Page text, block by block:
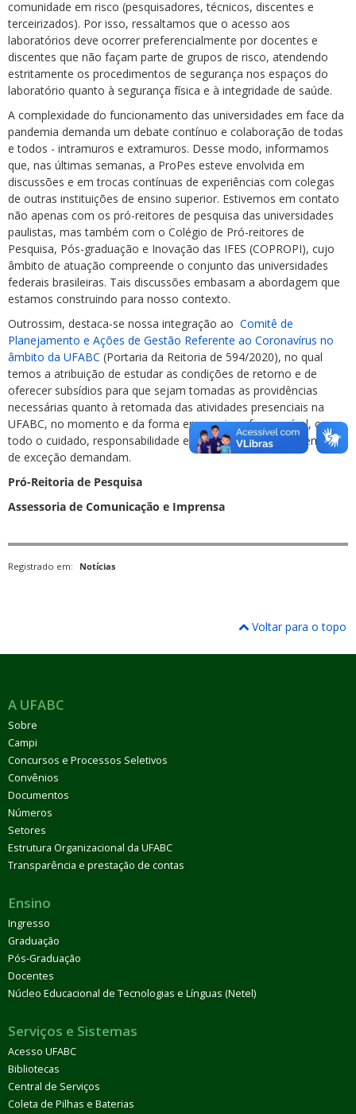
comunidade em risco (pesquisadores, técnicos, discentes e
terceirizados). Por isso, ressaltamos que o acesso aos
laboratórios deve ocorrer preferencialmente por docentes e
discentes que não façam parte de grupos de risco, atendendo
estritamente os procedimentos de segurança nos espaços do
laboratório quanto à segurança física e à integridade de saúde.
A complexidade do funcionamento das universidades em face da
pandemia demanda um debate contínuo e colaboração de todas
e todos - intramuros e extramuros. Desse modo, informamos
que, nas últimas semanas, a ProPes esteve envolvida em
discussões e em trocas contínuas de experiências com colegas
de outras instituições de ensino superior. Estivemos em contato
não apenas com os pró-reitores de pesquisa das universidades
paulistas, mas também com o Colégio de Pró-reitores de
Pesquisa, Pós-graduação e Inovação das IFES (COPROPI), cujo
âmbito de atuação compreende o conjunto das universidades
federais brasileiras. Tais discussões embasam a abordagem que
estamos construindo para nosso contexto.
Outrossim, destaca-se nossa integração ao Comitê de
Planejamento e Ações de Gestão Referente ao Coronavírus no
âmbito da UFABC (Portaria da Reitoria de 594/2020), no qual
temos a atribuição de estudar as condições de retorno e de
oferecer subsídios para que sejam tomadas as providências
necessárias quanto à retomada das atividades presenciais na
UFABC, no momento e da forma em que isso for possível, com
todo o cuidado, responsabilidade e seriedade que esses tempos
de exceção demandam.
Pró-Reitoria de Pesquisa
Assessoria de Comunicação e Imprensa
Registrado em: Notícias
Voltar para o topo
A UFABC
Sobre
Campi
Concursos e Processos Seletivos
Convênios
Documentos
Números
Setores
Estrutura Organizacional da UFABC
Transparência e prestação de contas
Ensino
Ingresso
Graduação
Pós-Graduação
Docentes
Núcleo Educacional de Tecnologias e Línguas (Netel)
Serviços e Sistemas
Acesso UFABC
Bibliotecas
Central de Serviços
Coleta de Pilhas e Baterias